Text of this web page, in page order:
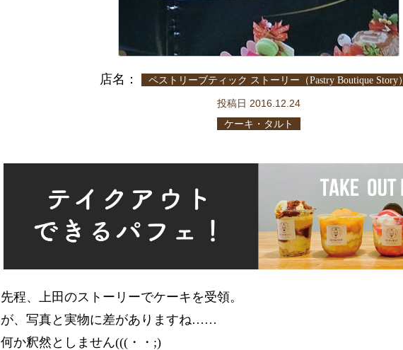
店名： ペストリーブティック ストーリー（Pastry Boutique Story）
投稿日 2016.12.24
ケーキ・タルト
先程、上田のストーリーでケーキを受領。
が、写真と実物に差がありますね……
何か釈然としません(((・・;)